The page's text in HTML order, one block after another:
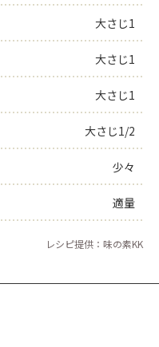
大さじ1
大さじ1
大さじ1
大さじ1/2
少々
適量
レシピ提供：味の素KK